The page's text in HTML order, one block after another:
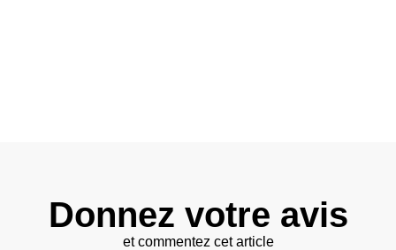
Donnez votre avis
et commentez cet article